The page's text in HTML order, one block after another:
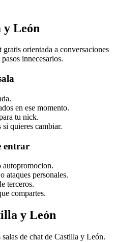
y León
orientada a conversaciones
innecesarios.
en ese momento.
tu nick.
si quieres cambiar.
entrar
autopromocion.
ataques personales.
terceros.
compartes.
y León
de chat de Castilla y León.